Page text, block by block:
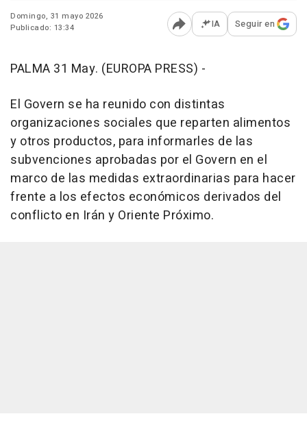
Domingo, 31 mayo 2026
Publicado: 13:34
Abrir opciones para
IA Seguir en
PALMA 31 May. (EUROPA PRESS) -
El Govern se ha reunido con distintas
organizaciones sociales que reparten alimentos
y otros productos, para informarles de las
subvenciones aprobadas por el Govern en el
marco de las medidas extraordinarias para hacer
frente a los efectos económicos derivados del
conflicto en Irán y Oriente Próximo.